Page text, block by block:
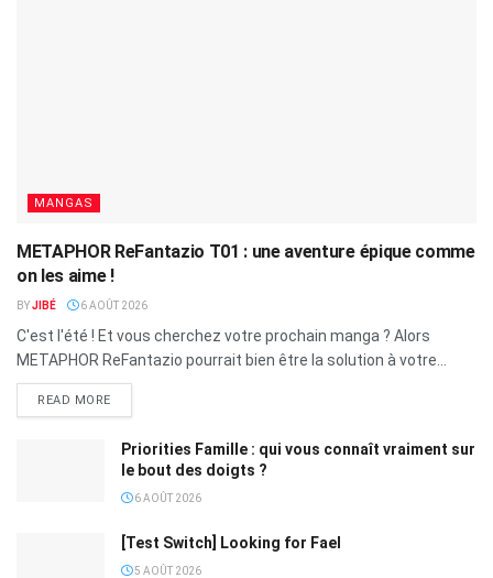
MANGAS
METAPHOR ReFantazio T01 : une aventure épique comme
on les aime !
BYJIBÉ 6 AOÛT 2026
C'est l'été ! Et vous cherchez votre prochain manga ? Alors
METAPHOR ReFantazio pourrait bien être la solution à votre...
READ MORE
Priorities Famille : qui vous connaît vraiment sur
le bout des doigts ?
6 AOÛT 2026
[Test Switch] Looking for Fael
5 AOÛT 2026